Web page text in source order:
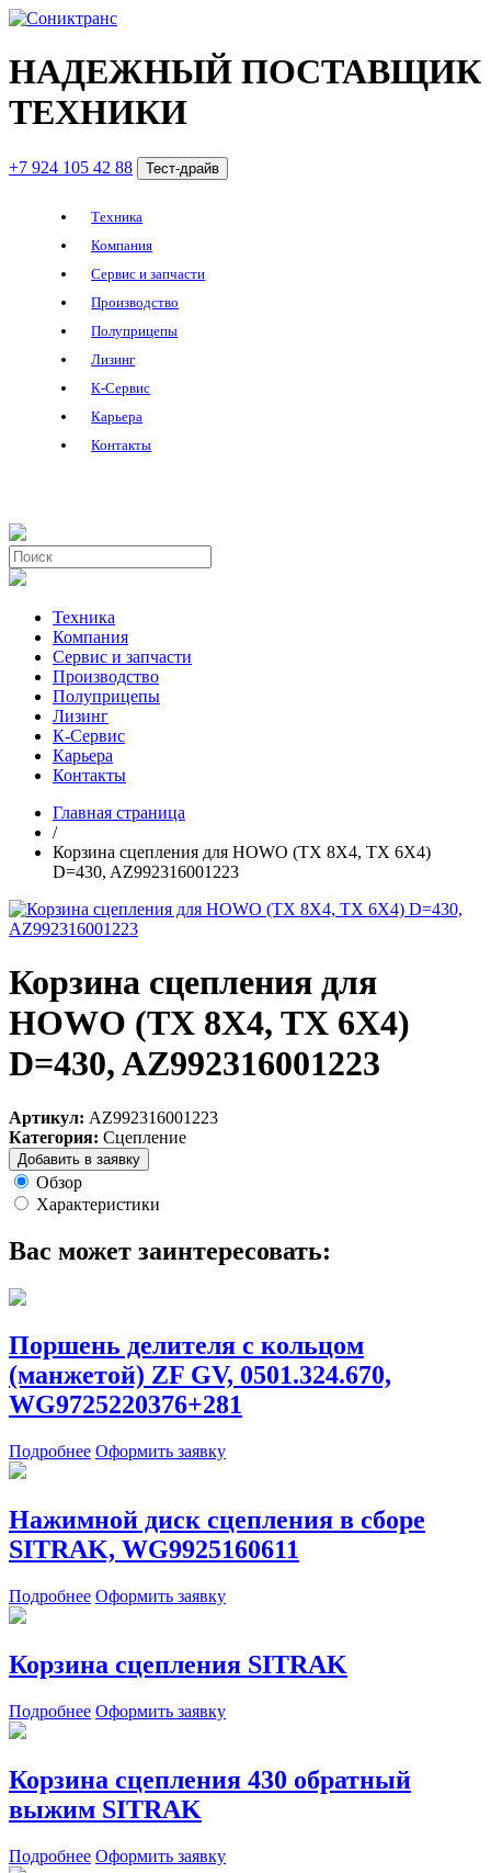
НАДЕЖНЫЙ ПОСТАВЩИК
ТЕХНИКИ
+7 924 105 42 88 Тест-драйв
Техника
Компания
Сервис и запчасти
Производство
Полуприцепы
Лизинг
К-Сервис
Карьера
Контакты
Техника
Компания
Сервис и запчасти
Производство
Полуприцепы
Лизинг
К-Сервис
Карьера
Контакты
Главная страница
/
Корзина сцепления для HOWO (TX 8X4, TX 6X4)
D=430, AZ992316001223
Корзина сцепления для
HOWO (TX 8X4, TX 6X4)
D=430, AZ992316001223
Артикул: AZ992316001223
Категория: Сцепление
Добавить в заявку
Обзор
Характеристики
Вас может заинтересовать:
Поршень делителя с кольцом
(манжетой) ZF GV, 0501.324.670,
WG9725220376+281
Подробнее Оформить заявку
Нажимной диск сцепления в сборе
SITRAK, WG9925160611
Подробнее Оформить заявку
Корзина сцепления SITRAK
Подробнее Оформить заявку
Корзина сцепления 430 обратный
выжим SITRAK
Подробнее Оформить заявку